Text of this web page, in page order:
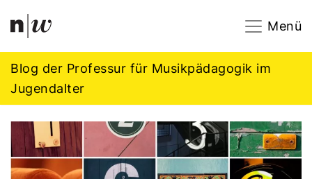
Navigation
Menü
Blog der Professur für Musikpädagogik im
Jugendalter
Footer